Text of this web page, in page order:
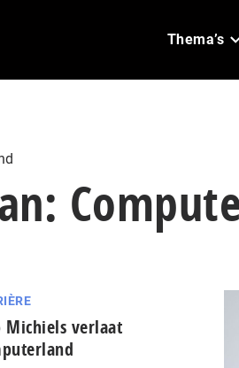
Thema’s
Michiels verlaat